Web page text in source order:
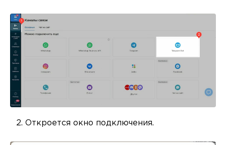
Откроется окно подключения.